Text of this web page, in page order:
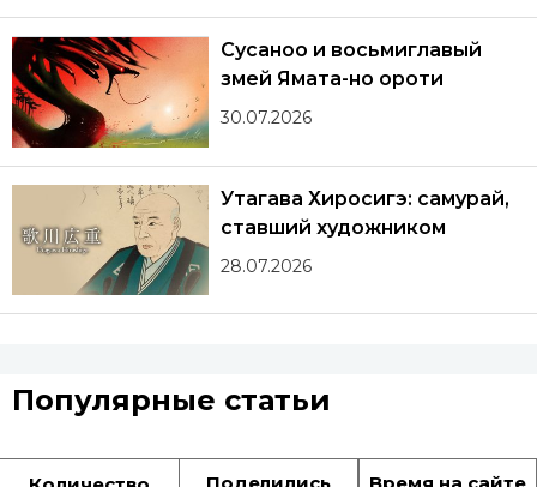
Сусаноо и восьмиглавый
змей Ямата-но ороти
30.07.2026
Утагава Хиросигэ: самурай,
ставший художником
28.07.2026
Популярные статьи